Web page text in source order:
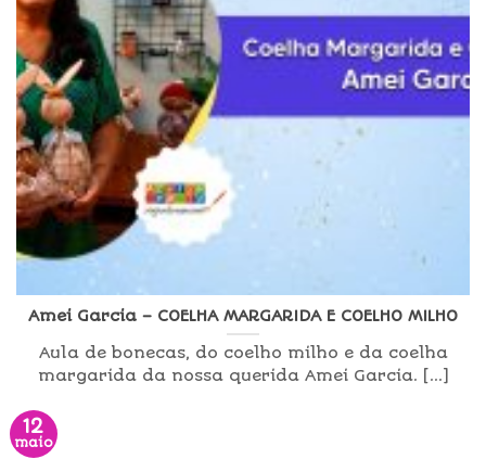
Amei Garcia – COELHA MARGARIDA E COELHO MILHO
Aula de bonecas, do coelho milho e da coelha
margarida da nossa querida Amei Garcia. [...]
12
maio